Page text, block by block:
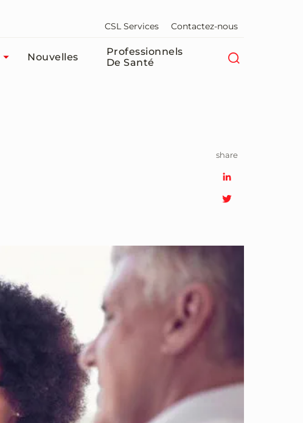
CSL Services Contactez-nous
Nouvelles
Professionnels
De Santé​
share